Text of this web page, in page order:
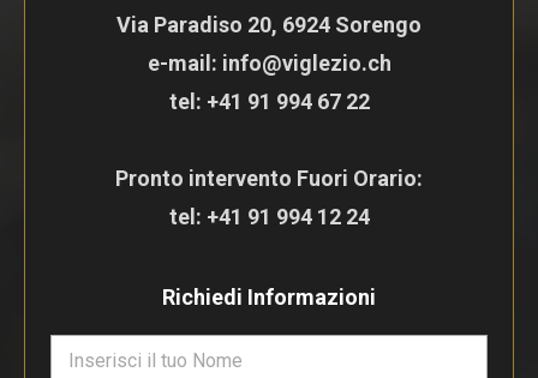
Via Paradiso 20, 6924 Sorengo
e-mail: info@viglezio.ch
tel: +41 91 994 67 22
Pronto intervento Fuori Orario:
tel: +41 91 994 12 24
Richiedi Informazioni